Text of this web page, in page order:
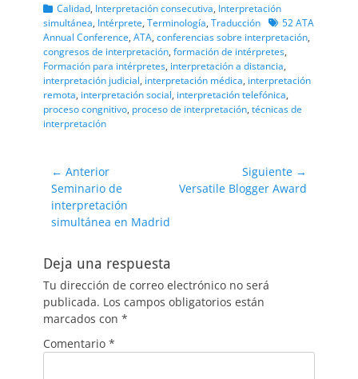
Categorias
Calidad, Interpretación consecutiva, Interpretación
simultánea, Intérprete, Terminología, Traducción Etiquetas
52 ATA
Annual Conference, ATA, conferencias sobre interpretación,
congresos de interpretación, formación de intérpretes,
Formación para intérpretes, interpretación a distancia,
interpretación judicial, interpretación médica, interpretación
remota, interpretación social, interpretación telefónica,
proceso congnitivo, proceso de interpretación, técnicas de
interpretación
Navegación
de
entradas
← Anterior
Entrada
anterior:
Seminario de
interpretación
simultánea en Madrid
Siguiente →
Entrada
Versatile Blogger Award
Deja una respuesta
Tu dirección de correo electrónico no será
publicada. Los campos obligatorios están
marcados con *
Comentario *